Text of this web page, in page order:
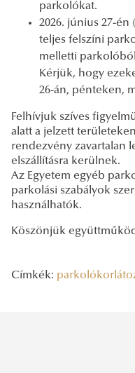
parkolókat.
2026. június 27-
teljes felszíni
melletti
Kérjük, hogy
26-án, pénteken,
Felhívjuk szíves
alatt a jelzett
rendezvény zavartalan
elszállításra kerülnek.
Az Egyetem egyéb
parkolási szabályok
használhatók.
Köszönjük
Címkék: